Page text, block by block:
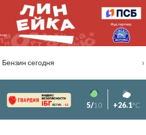
Бензин сегодня ›
82.76% -1.2 5/10 +26.1°C